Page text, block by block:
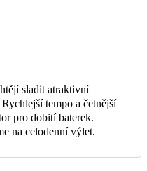
sladit atraktivní
tempo a četnější
pro dobití baterek.
na celodenní výlet.